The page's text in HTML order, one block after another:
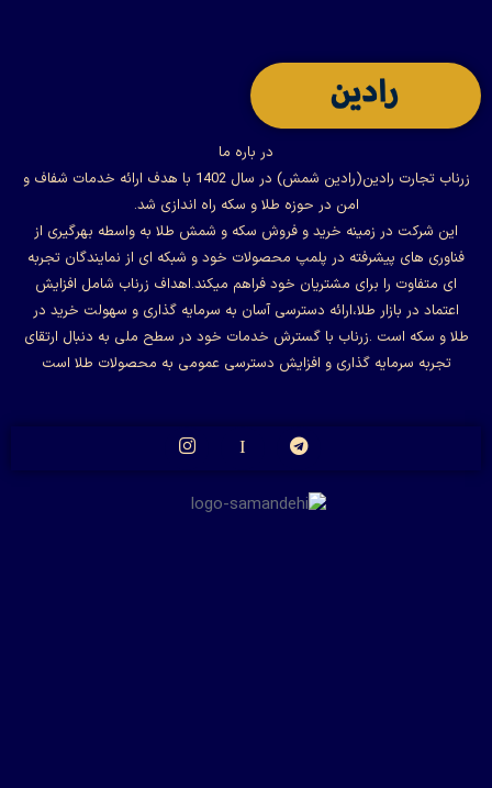
در باره ما
زرناب تجارت رادین(رادین شمش) در سال 1402 با هدف ارائه خدمات شفاف و
امن در حوزه طلا و سکه راه اندازی شد.
این شرکت در زمینه خرید و فروش سکه و شمش طلا به واسطه بهرگیری از
فناوری های پیشرفته در پلمپ محصولات خود و شبکه ای از نمایندگان تجربه
ای متفاوت را برای مشتریان خود فراهم میکند.اهداف زرناب شامل افزایش
اعتماد در بازار طلا،ارائه دسترسی آسان به سرمایه گذاری و سهولت خرید در
طلا و سکه است .زرناب با گسترش خدمات خود در سطح ملی به دنبال ارتقای
تجربه سرمایه گذاری و افزایش دسترسی عمومی به محصولات طلا است